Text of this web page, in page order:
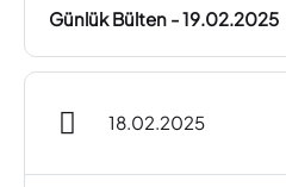
Günlük Bülten - 19.02.2025
18.02.2025